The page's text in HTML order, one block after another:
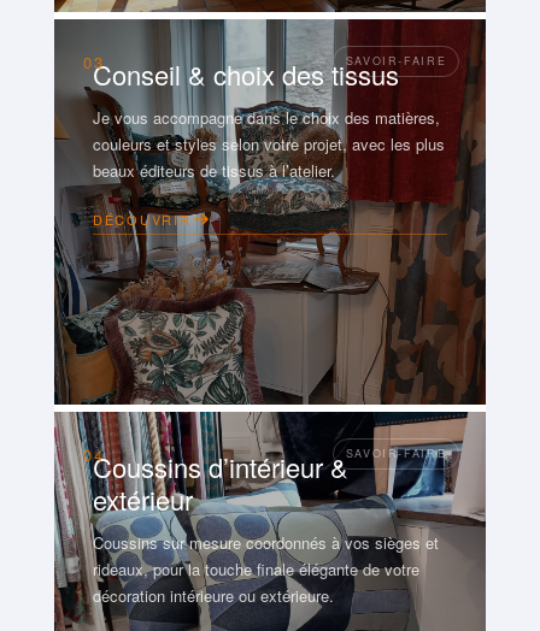
03Conseil & choix des tissus
Je vous accompagne dans le choix des matières,
couleurs et styles selon votre projet, avec les plus
beaux éditeurs de tissus à l’atelier.
DÉCOUVRIR
04Coussins d’intérieur &
extérieur
Coussins sur mesure coordonnés à vos sièges et
rideaux, pour la touche finale élégante de votre
décoration intérieure ou extérieure.